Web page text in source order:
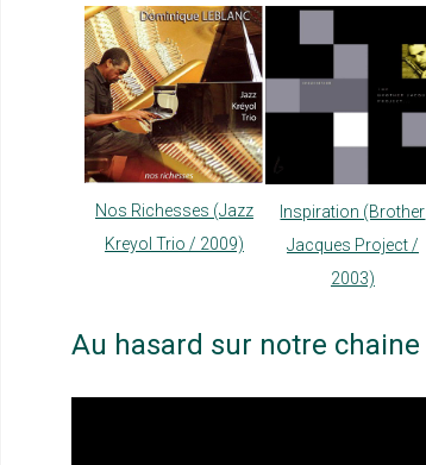
Nos Richesses (Jazz
Kreyol Trio / 2009)
Inspiration (Brother
Jacques Project /
2003)
Au hasard sur notre chaine